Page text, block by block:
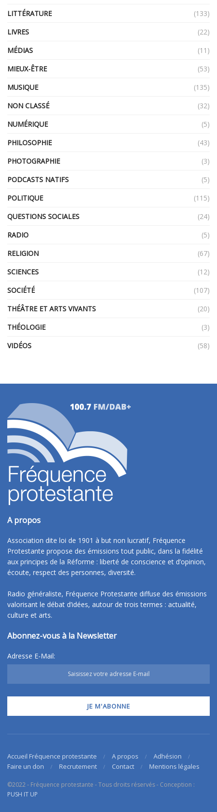
LITTÉRATURE
(133)
LIVRES
(22)
MÉDIAS
(11)
MIEUX-ÊTRE
(53)
MUSIQUE
(135)
NON CLASSÉ
(32)
NUMÉRIQUE
(5)
PHILOSOPHIE
(43)
PHOTOGRAPHIE
(3)
PODCASTS NATIFS
(5)
POLITIQUE
(115)
QUESTIONS SOCIALES
(24)
RADIO
(5)
RELIGION
(67)
SCIENCES
(12)
SOCIÉTÉ
(107)
THÉÂTRE ET ARTS VIVANTS
(20)
THÉOLOGIE
(3)
VIDÉOS
(58)
A propos
Association dite loi de 1901 à but non lucratif, Fréquence
Protestante propose des émissions tout public, dans la fidélité
aux principes de la Réforme : liberté de conscience et d’opinion,
écoute, respect des personnes, diversité.
Radio généraliste, Fréquence Protestante diffuse des émissions
valorisant le débat d’idées, autour de trois termes : actualité,
culture et arts.
Abonnez-vous à la Newsletter
Adresse E-Mail:
Accueil Fréquence protestante A propos
Adhésion
Faire un don
Recrutement Contact Mentions légales
©2022 - Fréquence protestante - Tous droits réservés - Conception :
PUSH IT UP